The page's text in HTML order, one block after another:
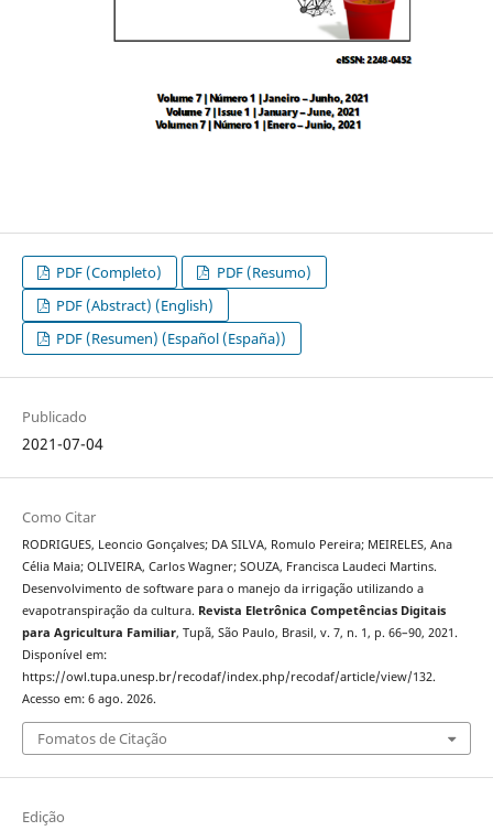
PDF (Completo)
PDF (Resumo)
PDF (Abstract) (English)
PDF (Resumen) (Español (España))
Publicado
2021-07-04
Como Citar
RODRIGUES, Leoncio Gonçalves; DA SILVA, Romulo Pereira; MEIRELES, Ana
Célia Maia; OLIVEIRA, Carlos Wagner; SOUZA, Francisca Laudeci Martins.
Desenvolvimento de software para o manejo da irrigação utilizando a
evapotranspiração da cultura. Revista Eletrônica Competências Digitais
para Agricultura Familiar, Tupã, São Paulo, Brasil, v. 7, n. 1, p. 66–90, 2021.
Disponível em:
https://owl.tupa.unesp.br/recodaf/index.php/recodaf/article/view/132.
Acesso em: 6 ago. 2026.
Fomatos de Citação
Edição